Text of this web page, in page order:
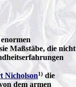
Maßstäbe, die nicht
Nicholson1) die
dem armen